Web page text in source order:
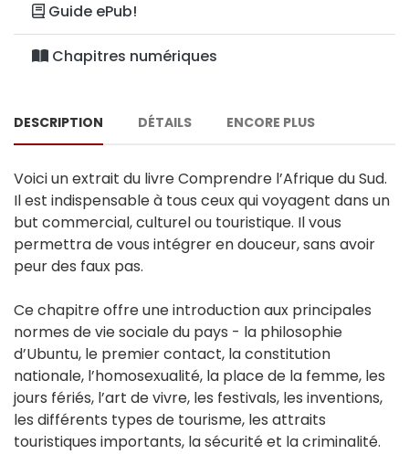
Guide ePub!
Chapitres numériques
DESCRIPTION DÉTAILS ENCORE PLUS
Voici un extrait du livre Comprendre l’Afrique du Sud.
Il est indispensable à tous ceux qui voyagent dans un
but commercial, culturel ou touristique. Il vous
permettra de vous intégrer en douceur, sans avoir
peur des faux pas.
Ce chapitre offre une introduction aux principales
normes de vie sociale du pays - la philosophie
d’Ubuntu, le premier contact, la constitution
nationale, l’homosexualité, la place de la femme, les
jours fériés, l’art de vivre, les festivals, les inventions,
les différents types de tourisme, les attraits
touristiques importants, la sécurité et la criminalité.